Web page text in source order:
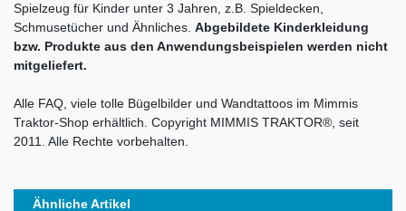
Spielzeug für Kinder unter 3 Jahren, z.B. Spieldecken,
Schmusetücher und Ähnliches. Abgebildete Kinderkleidung
bzw. Produkte aus den Anwendungsbeispielen werden nicht
mitgeliefert.
Alle FAQ, viele tolle Bügelbilder und Wandtattoos im Mimmis
Traktor-Shop erhältlich. Copyright MIMMIS TRAKTOR®, seit
2011. Alle Rechte vorbehalten.
Ähnliche Artikel